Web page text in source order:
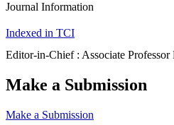
Journal Information
Indexed in TCI
Editor-in-Chief : Associate
Make a Submission
Make a Submission